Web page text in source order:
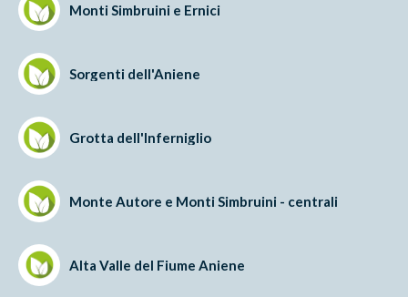
Monti Simbruini e Ernici
Sorgenti dell'Aniene
Grotta dell'Inferniglio
Monte Autore e Monti Simbruini - centrali
Alta Valle del Fiume Aniene